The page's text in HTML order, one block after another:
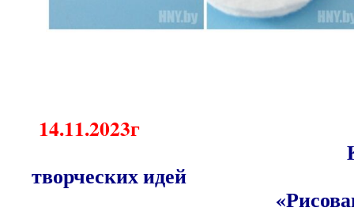
14.11.2023г
«Рисование